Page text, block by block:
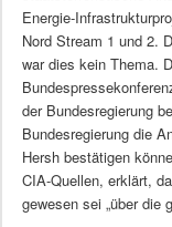
Energie-
Nord Stream 1 und 2.
war dies kein Thema.
der Bundesregierung
Bundesregierung die
Hersh bestätigen
CIA-Quellen, erklärt,
gewesen sei „über die